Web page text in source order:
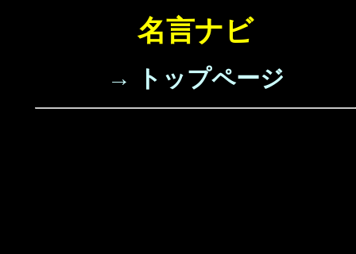
名言ナビ
→ トップページ